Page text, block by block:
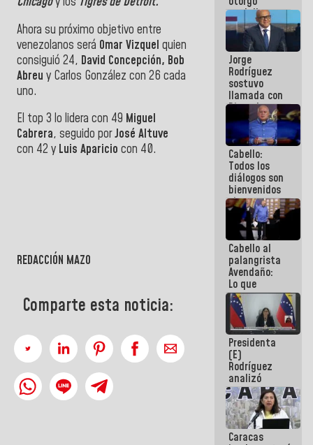
Ahora su próximo objetivo entre
venezolanos será Omar Vizquel quien
consiguió 24, David Concepción, Bob
Abreu y Carlos González con 26 cada
uno.
El top 3 lo lidera con 49 Miguel
Cabrera, seguido porJosé Altuve
con 42 y Luis Aparicio con 40.
REDACCIÓN MAZO
Comparte esta noticia:
medalla
"Héroe de
Venezuela"
a servidores
públicos
Jorge
Rodríguez
sostuvo
llamada con
Dinorah
Figuera y
acuerdan
primer
encuentro
presencial
para el
diálogo
Cabello:
Todos los
diálogos son
bienvenidos
siempre que
estén en el
marco de la
Constitución
de la
República
Cabello al
palangrista
Avendaño:
Lo que
vayas a
escribir
hazlo hoy
por que no
sabemos si
la semana
que viene
hay
programa
Presidenta
(E)
Rodríguez
analizó
junto a
gobernadores
planes de
recuperación
del Sistema
Caracas